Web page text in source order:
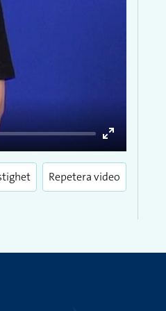
Enter
fullscreen
Repetera video